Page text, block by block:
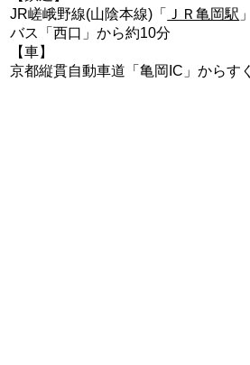
JR嵯峨野線(山陰本線)「
ＪＲ亀岡駅
バス「西口」から約10分
【車】
京都縦貫自動車道「亀岡IC」からす